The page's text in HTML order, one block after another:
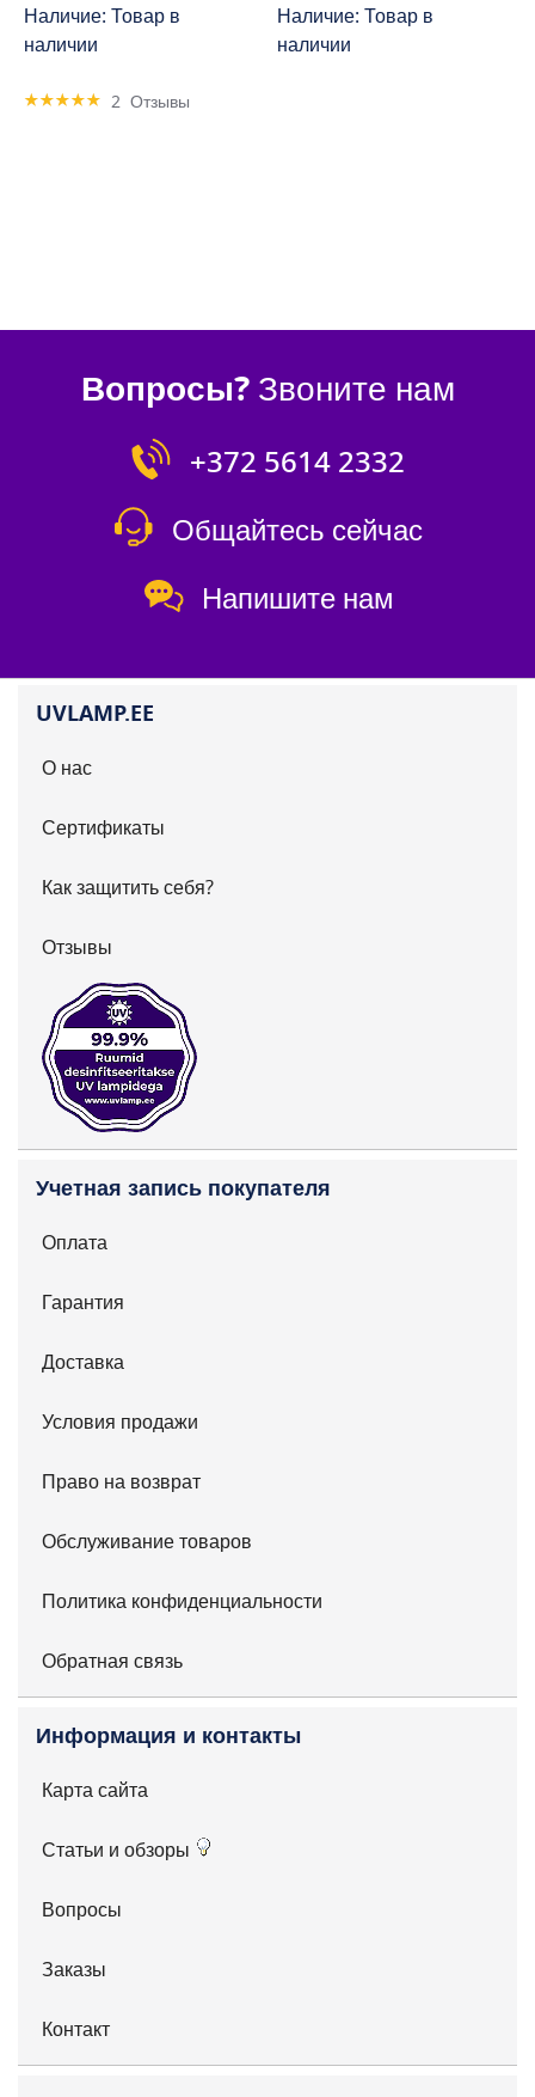
Наличие: Товар в
наличии
Rating:
2 Отзывы
Наличие: Товар в
наличии
Вопросы?Звоните нам
+372 5614 2332
Общайтесь сейчас
Напишите нам
UVLAMP.EE
О нас
Сертификаты
Как защитить себя?
Отзывы
Учетная запись покупателя
Оплата
Гарантия
Доставка
Условия продажи
Право на возврат
Обслуживание товаров
Политика конфиденциальности
Обратная связь
Информация и контакты
Карта сайта
Статьи и обзоры
Вопросы
Заказы
Контакт